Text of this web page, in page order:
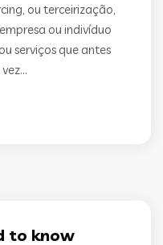
ou terceirização,
ou indivíduo
serviços que antes
to know